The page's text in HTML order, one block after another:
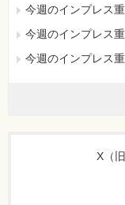
今週のインプレス
今週のインプレス
今週のインプレス
X（